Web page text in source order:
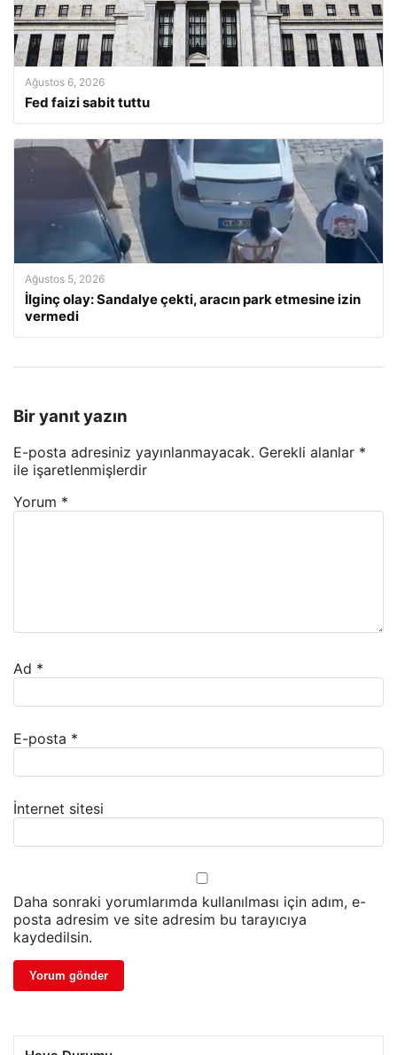
Ağustos 6, 2026
Fed faizi sabit tuttu
Ağustos 5, 2026
İlginç olay: Sandalye çekti, aracın park etmesine izin
vermedi
Bir yanıt yazın
E-posta adresiniz yayınlanmayacak. Gerekli alanlar *
ile işaretlenmişlerdir
Yorum *
Ad *
E-posta *
İnternet sitesi
Daha sonraki yorumlarımda kullanılması için adım, e-
posta adresim ve site adresim bu tarayıcıya
kaydedilsin.